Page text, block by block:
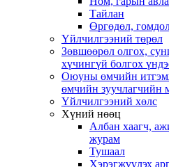
Тайлан
Өргөдөл,
Үйлчилгээний төрөл
Зөвшөөрөл олгох,
хүчингүй болгох
Оюуны өмчийн
өмчийн зуучлагчийн
Үйлчилгээний хөлс
Хүний нөөц
Албан хаагч,
журам
Тушаал
Хэрэгжүүлэх